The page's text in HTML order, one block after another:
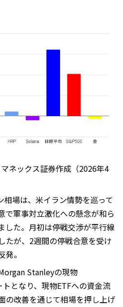
ネックス証券作成（2026年4
場は、米イラン情勢を巡って
で軍事対立激化への懸念が和ら
した。月初は停戦交渉が平行線
たが、2週間の停戦合意を受け
。
Stanleyの現物
となり、現物ETFへの資金流
の改善を通じて相場を押し上げ